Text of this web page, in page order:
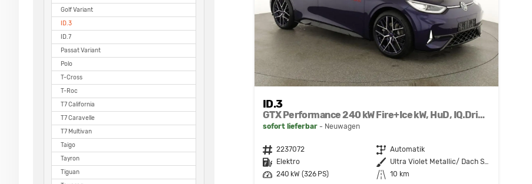
ID.3
GTX Performance 240 kW Fire+Ice kW, HuD, IQ.Drive, IQ.Light, H&K, Wärmepumpe, 20-Zoll, 4 J.-Garantie
sofort lieferbar Neuwagen
Fahrzeugnr. 2237072 Getriebe Automatik
Kraftstoff
Elektro Außenfarbe
Ultra Violet Metallic/ Dach Schwarz
Leistung
240 kW (326 PS) Kilometerstand 10 km
Golf Variant
ID.3
ID.7
Passat Variant
Polo
T-Cross
T-Roc
T7 California
T7 Caravelle
T7 Multivan
Taigo
Tayron
Tiguan